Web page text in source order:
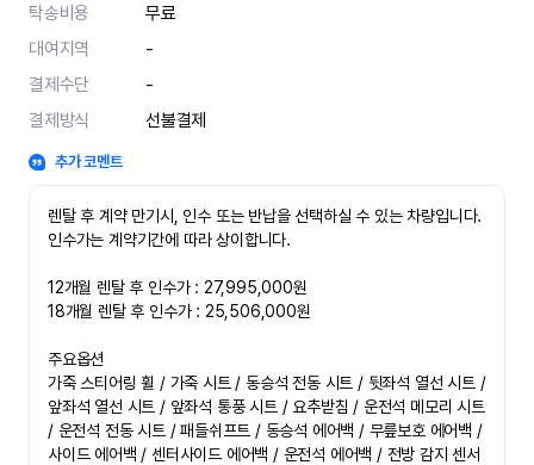
탁송비용
무료
대여지역
-
결제수단
-
결제방식
선불결제
추가 코멘트
렌탈 후 계약 만기시, 인수 또는 반납을 선택하실 수 있는 차량입니다.
인수가는 계약기간에 따라 상이합니다.
12개월 렌탈 후 인수가 : 27,995,000원
18개월 렌탈 후 인수가 : 25,506,000원
주요옵션
가죽 스티어링 휠 / 가죽 시트 / 동승석 전동 시트 / 뒷좌석 열선 시트 /
앞좌석 열선 시트 / 앞좌석 통풍 시트 / 요추받침 / 운전석 메모리 시트
/ 운전석 전동 시트 / 패들쉬프트 / 동승석 에어백 / 무릎보호 에어백 /
사이드 에어백 / 센터사이드 에어백 / 운전석 에어백 / 전방 감지 센서